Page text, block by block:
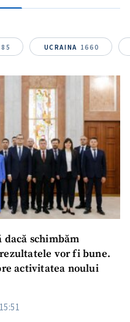
UCRAINA 1660
dacă schimbăm
vor fi bune.
activitatea noului